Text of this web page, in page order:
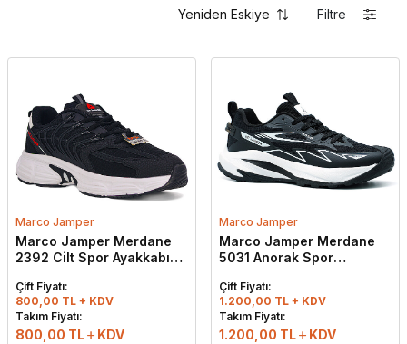
Filtre
Marco Jamper
Marco Jamper Merdane
2392 Cilt Spor Ayakkabı
Çift Fiyatı:
800,00 TL + KDV
Takım Fiyatı:
800,00 TL KDV
Marco Jamper
Marco Jamper Merdane
5031 Anorak Spor
Çift Fiyatı:
1.200,00 TL + KDV
Takım Fiyatı:
1.200,00 TL KDV